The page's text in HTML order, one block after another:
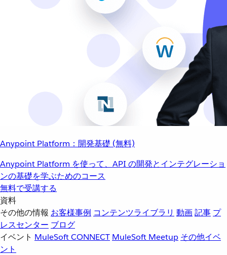
Anypoint Platform：開発基礎 (無料)
Anypoint Platform を使って、API の開発とインテグレーショ
ンの基礎を学ぶためのコース
無料で受講する
資料
その他の情報 お客様事例 コンテンツライブラリ 動画記事 プ
レスセンター ブログ
イベント MuleSoft CONNECT MuleSoft Meetup その他イベ
ント